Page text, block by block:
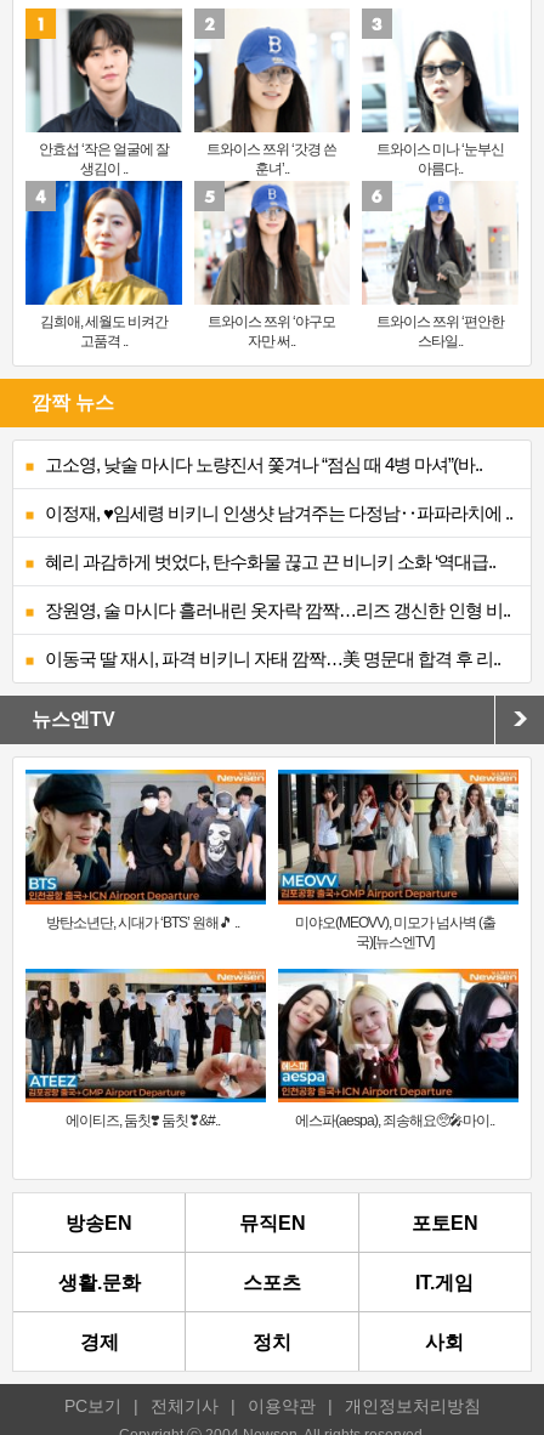
안효섭 ‘작은 얼굴에 잘
생김이 ..
트와이스 쯔위 ‘갓경 쓴
훈녀’..
트와이스 미나 ‘눈부신
아름다..
김희애, 세월도 비켜간
고품격 ..
트와이스 쯔위 ‘야구모
자만 써..
트와이스 쯔위 ‘편안한
스타일..
깜짝 뉴스
고소영, 낮술 마시다 노량진서 쫓겨나 “점심 때 4병 마셔”(바..
이정재, ♥임세령 비키니 인생샷 남겨주는 다정남‥파파라치에 ..
혜리 과감하게 벗었다, 탄수화물 끊고 끈 비니키 소화 ‘역대급..
장원영, 술 마시다 흘러내린 옷자락 깜짝…리즈 갱신한 인형 비..
이동국 딸 재시, 파격 비키니 자태 깜짝…美 명문대 합격 후 리..
뉴스엔TV
방탄소년단, 시대가 ‘BTS’ 원해🎵 ..
미야오(MEOVV), 미모가 넘사벽 (출
국)[뉴스엔TV]
에이티즈, 둠칫❣️ 둠칫❣&#.. 에스파(aespa), 죄송해요🥺🎤마이..
방송EN 뮤직EN 포토EN
생활.문화 스포츠 IT.게임
경제 정치 사회
PC보기 | 전체기사 | 이용약관 | 개인정보처리방침